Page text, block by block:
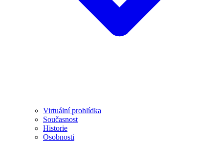
Virtuální prohlídka
Současnost
Historie
Osobnosti